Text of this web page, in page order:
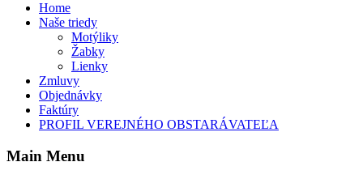
Home
Naše triedy
Motýliky
Žabky
Lienky
Zmluvy
Objednávky
Faktúry
PROFIL VEREJNÉHO OBSTARÁVATEĽA
Main Menu